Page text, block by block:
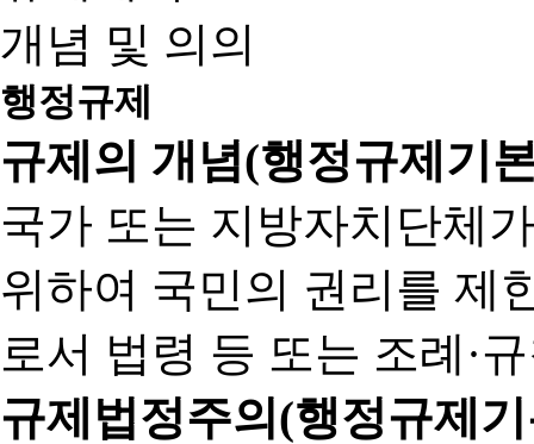
개념 및 의의
행정규제
규제의 개념(행정규제기
국가 또는 지방자치단체
위하여 국민의 권리를 제
로서 법령 등 또는 조례·
규제법정주의(행정규제